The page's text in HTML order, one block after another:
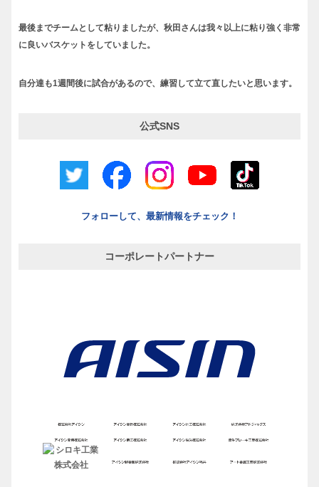
最後までチームとして粘りましたが、秋田さんは我々以上に粘り強く非常
に良いバスケットをしていました。
自分達も1週間後に試合があるので、練習して立て直したいと思います。
公式SNS
フォローして、最新情報をチェック！
コーポレートパートナー